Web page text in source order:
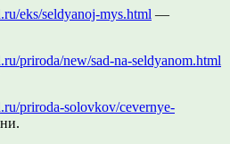
eks/seldyanoj-mys.html —
priroda/new/sad-na-seldyanom.html
priroda-solovkov/cevernye-